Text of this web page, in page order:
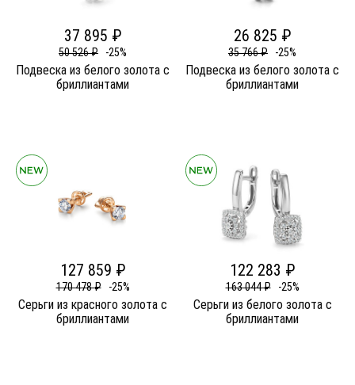
37 895 ₽
50 526 ₽ -25%
Подвеска из белого золота c
бриллиантами
26 825 ₽
35 766 ₽ -25%
Подвеска из белого золота c
бриллиантами
127 859 ₽
170 478 ₽ -25%
Серьги из красного золота c
бриллиантами
122 283 ₽
163 044 ₽ -25%
Серьги из белого золота c
бриллиантами